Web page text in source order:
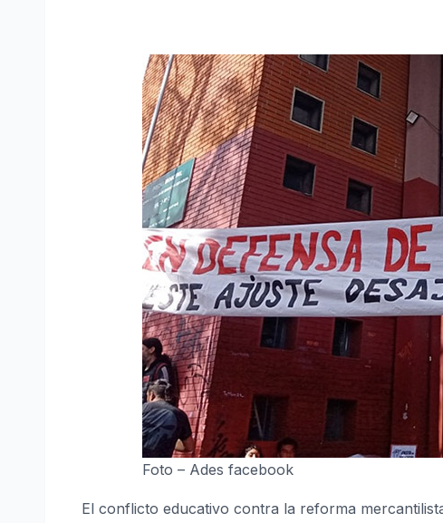
Foto – Ades facebook
El conflicto educativo contra la reforma